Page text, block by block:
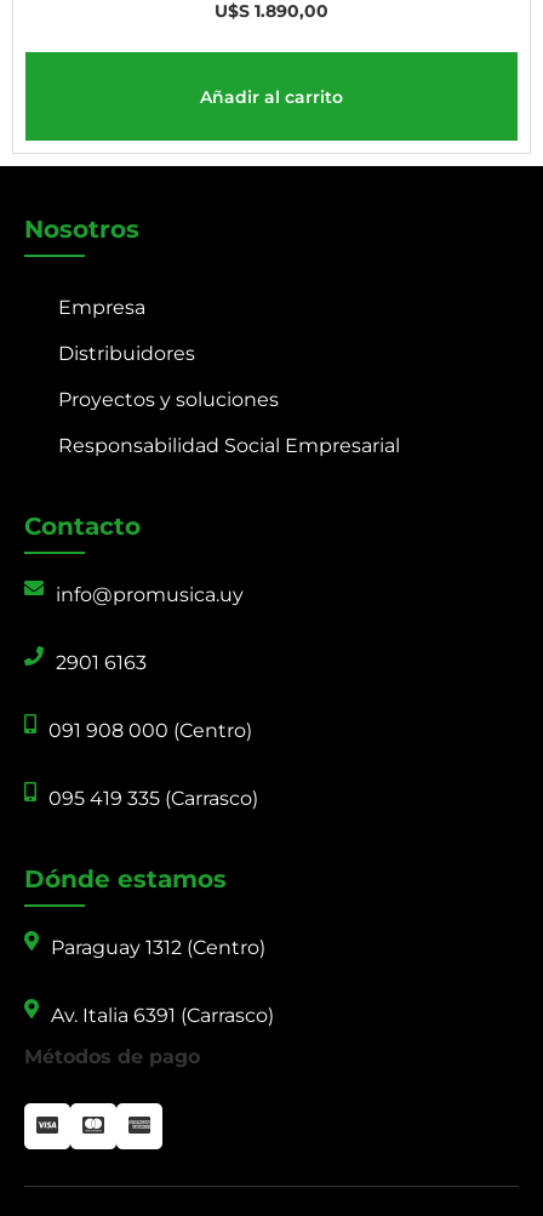
U$S 1.890,00
Añadir al carrito
Nosotros
Empresa
Distribuidores
Proyectos y soluciones
Responsabilidad Social Empresarial
Contacto
info@promusica.uy
2901 6163
091 908 000 (Centro)
095 419 335 (Carrasco)
Dónde estamos
Paraguay 1312 (Centro)
Av. Italia 6391 (Carrasco)
Métodos de pago